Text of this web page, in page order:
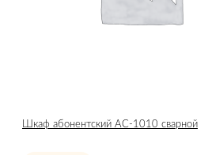
Шкаф абонентский АС-1010 сварной